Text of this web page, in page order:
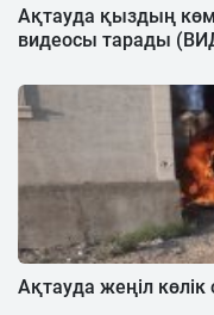
Ақтауда қыздың
видеосы тарады
Ақтауда жеңіл